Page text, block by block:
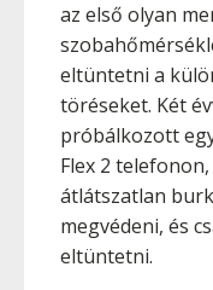
az első olyan
eltüntetni a
töréseket. Két
próbálkozott
Flex 2
átlátszatlan
megvédeni, és
eltüntetni.